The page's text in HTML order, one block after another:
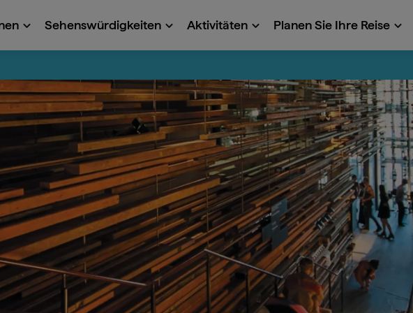
Sehenswürdigkeiten Aktivitäten Planen Sie Ihre Reise